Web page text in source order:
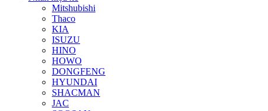
Mitshubishi
Thaco
KIA
ISUZU
HINO
HOWO
DONGFENG
HYUNDAI
SHACMAN
JAC